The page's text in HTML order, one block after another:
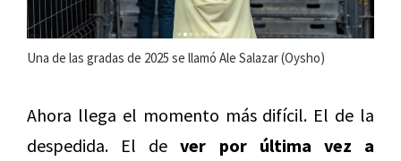
Una de las gradas de 2025 se llamó Ale Salazar (Oysho)
Ahora llega el momento más difícil. El de la
despedida. El dever por última vez a